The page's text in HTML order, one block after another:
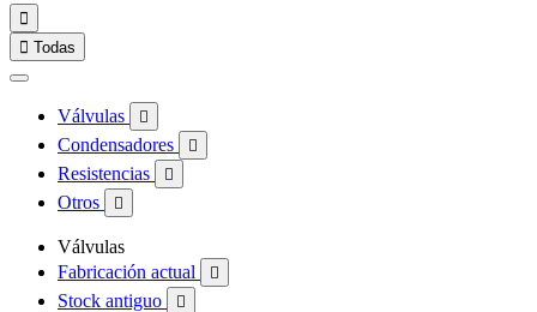

 Todas
Válvulas 
Condensadores 
Resistencias 
Otros 
Válvulas
Fabricación actual

Stock antiguo 